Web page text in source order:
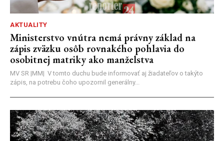
AKTUALITY
Ministerstvo vnútra nemá právny základ na
zápis zväzku osôb rovnakého pohlavia do
osobitnej matriky ako manželstva
MV SR |MM| V tomto duchu bude informovať aj žiadateľov o takýto
zápis, na potrebu čoho upozornil generálny...